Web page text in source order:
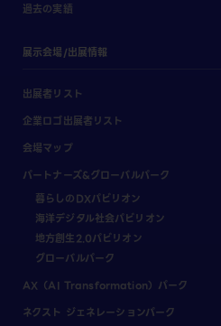
過去の実績
展示会場/出展情報
出展者リスト
企業ロゴ出展者リスト
会場マップ
パートナーズ&グローバルパーク
暮らしのDXパビリオン
海洋デジタル社会パビリオン
地方創生2.0パビリオン
グローバルパーク
AX（AI Transformation）パーク
ネクスト ジェネレーションパーク